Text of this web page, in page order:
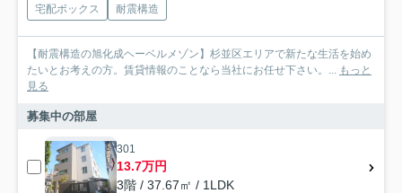
宅配ボックス
耐震構造
【耐震構造の旭化成ヘーベルメゾン】杉並区エリアで新たな生活を始め
たいとお考えの方。賃貸情報のことなら当社にお任せ下さい。... もっと
見る
募集中の部屋
301
13.7万円
3階 / 37.67㎡ / 1LDK